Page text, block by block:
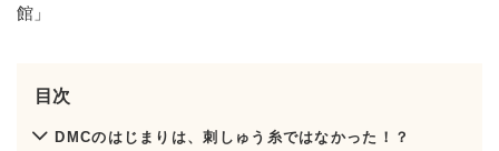
館」
目次
DMCのはじまりは、刺しゅう糸ではなかった！？